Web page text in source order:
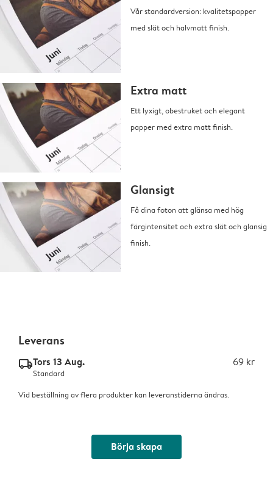
Vår standardversion: kvalitetspapper
med slät och halvmatt finish.
Extra matt
Ett lyxigt, obestruket och elegant
papper med extra matt finish.
Glansigt
Få dina foton att glänsa med hög
färgintensitet och extra slät och glansig
finish.
Leverans
delivery_standard_v2Tors 13 Aug. 69 kr
Standard
Vid beställning av flera produkter kan leveranstiderna ändras.
Börja skapa